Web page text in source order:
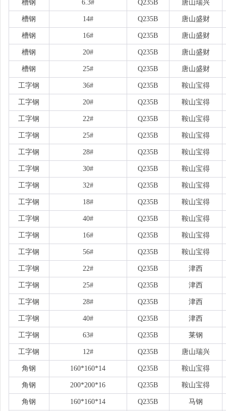
槽钢 6.3# Q235B 唐山瑞兴
槽钢 14# Q235B 唐山盛财
槽钢 16# Q235B 唐山盛财
槽钢 20# Q235B 唐山盛财
槽钢 25# Q235B 唐山盛财
工字钢 36# Q235B 鞍山宝得
工字钢 20# Q235B 鞍山宝得
工字钢 22# Q235B 鞍山宝得
工字钢 25# Q235B 鞍山宝得
工字钢 28# Q235B 鞍山宝得
工字钢 30# Q235B 鞍山宝得
工字钢 32# Q235B 鞍山宝得
工字钢 18# Q235B 鞍山宝得
工字钢 40# Q235B 鞍山宝得
工字钢 16# Q235B 鞍山宝得
工字钢 56# Q235B 鞍山宝得
工字钢 22# Q235B 津西
工字钢 25# Q235B 津西
工字钢 28# Q235B 津西
工字钢 40# Q235B 津西
工字钢 63# Q235B 莱钢
工字钢 12# Q235B 唐山瑞兴
角钢 160*160*14 Q235B 鞍山宝得
角钢 200*200*16 Q235B 鞍山宝得
角钢 160*160*14 Q235B 马钢